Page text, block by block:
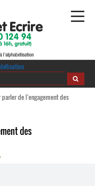
Alphabétisation
de l’engagement des
des